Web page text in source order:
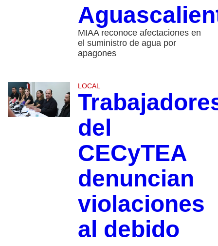
MIAA reconoce afectaciones en
el suministro de agua por
apagones
LOCAL
del
CECyTEA
denuncian
violaciones
al debido